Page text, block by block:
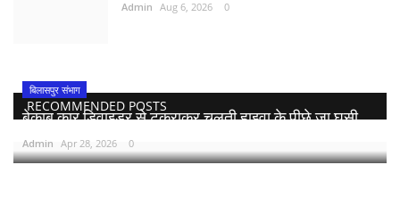
Admin Aug 6, 2026 0
RECOMMENDED POSTS
बिलासपुर संभाग
बेकाबू कार डिवाइडर से टकराकर चलती हाइवा के पीछे जा घुसी,...
Admin Apr 28, 2026 0